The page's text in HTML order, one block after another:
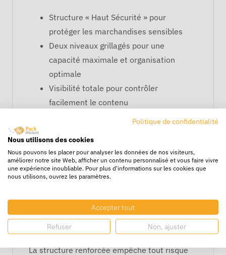
Structure « Haut Sécurité » pour
protéger les marchandises sensibles
Deux niveaux grillagés pour une
capacité maximale et organisation
optimale
Visibilité totale pour contrôler
facilement le contenu
Idéal pour la logistique, les ateliers et
les magasins sécurisés
FAQ – Chariot Promax Haut
Qu’est-ce que la fonction «
Haut Sécurité » ?
La structure renforcée empêche tout risque
Politique de confidentialité
Nous utilisons des cookies
Nous pouvons les placer pour analyser les données de nos visiteurs,
améliorer notre site Web, afficher un contenu personnalisé et vous faire vivre
une expérience inoubliable. Pour plus d'informations sur les cookies que
nous utilisons, ouvrez les paramètres.
Accepter tout
Refuser Non, ajuster